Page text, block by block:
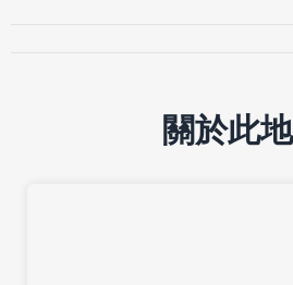
關於此